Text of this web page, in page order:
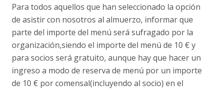
Para todos aquellos que han seleccionado la opción
de asistir con nosotros al almuerzo, informar que
parte del importe del menú será sufragado por la
organización,siendo el importe del menú de 10 € y
para socios será gratuito, aunque hay que hacer un
ingreso a modo de reserva de menú por un importe
de 10 € por comensal(incluyendo al socio) en el